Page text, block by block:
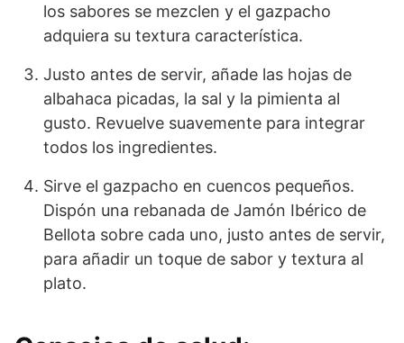
los sabores se mezclen y el gazpacho
adquiera su textura característica.
Justo antes de servir, añade las hojas de
albahaca picadas, la sal y la pimienta al
gusto. Revuelve suavemente para integrar
todos los ingredientes.
Sirve el gazpacho en cuencos pequeños.
Dispón una rebanada de Jamón Ibérico de
Bellota sobre cada uno, justo antes de servir,
para añadir un toque de sabor y textura al
plato.